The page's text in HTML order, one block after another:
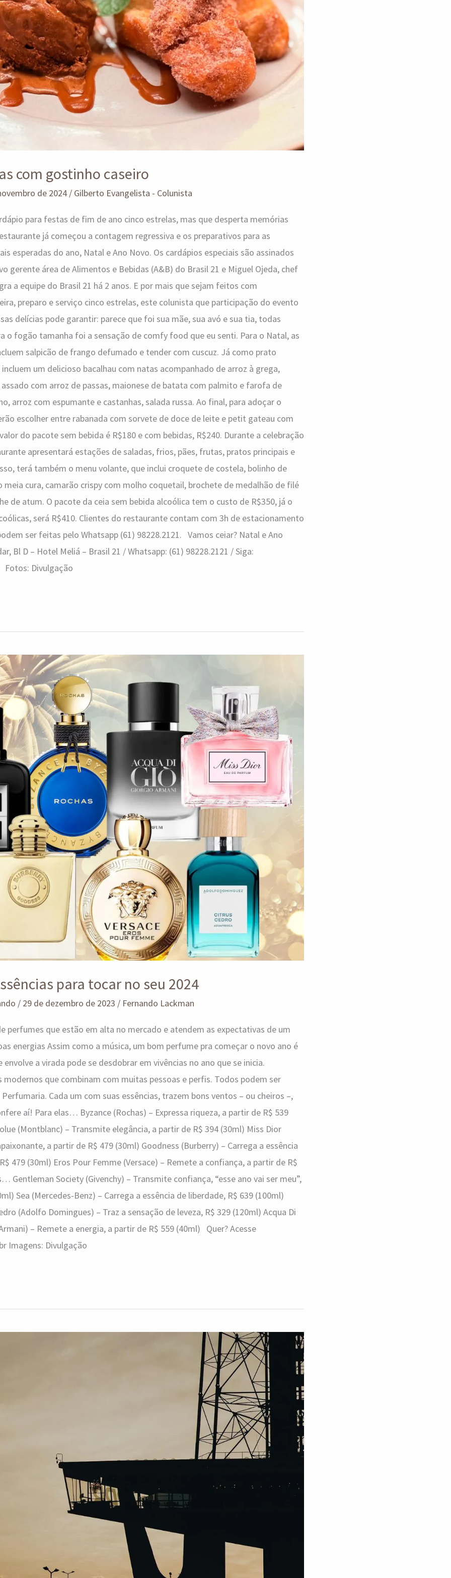
com gostinho caseiro
de 2024 / Gilberto Evangelista - Colunista
para festas de fim de ano cinco estrelas, mas que desperta memórias
já começou a contagem regressiva e os preparativos para as
esperadas do ano, Natal e Ano Novo. Os cardápios especiais são assinados
gerente área de Alimentos e Bebidas (A&B) do Brasil 21 e Miguel Ojeda, chef
a equipe do Brasil 21 há 2 anos. E por mais que sejam feitos com
preparo e serviço cinco estrelas, este colunista que participação do evento
delícias pode garantir: parece que foi sua mãe, sua avó e sua tia, todas
o fogão tamanha foi a sensação de comfy food que eu senti. Para o Natal, as
salpicão de frango defumado e tender com cuscuz. Já como prato
incluem um delicioso bacalhau com natas acompanhado de arroz à grega,
com arroz de passas, maionese de batata com palmito e farofa de
arroz com espumante e castanhas, salada russa. Ao final, para adoçar o
escolher entre rabanada com sorvete de doce de leite e petit gateau com
do pacote sem bebida é R$180 e com bebidas, R$240. Durante a celebração
apresentará estações de saladas, frios, pães, frutas, pratos principais e
terá também o menu volante, que inclui croquete de costela, bolinho de
meia cura, camarão crispy com molho coquetail, brochete de medalhão de filé
de atum. O pacote da ceia sem bebida alcoólica tem o custo de R$350, já o
será R$410. Clientes do restaurante contam com 3h de estacionamento
ser feitas pelo Whatsapp (61) 98228.2121. Vamos ceiar? Natal e Ano
Bl D – Hotel Meliá – Brasil 21 / Whatsapp: (61) 98228.2121 / Siga:
Divulgação
para tocar no seu 2024
/ 29 de dezembro de 2023 / Fernando Lackman
perfumes que estão em alta no mercado e atendem as expectativas de um
energias Assim como a música, um bom perfume pra começar o novo ano é
envolve a virada pode se desdobrar em vivências no ano que se inicia.
modernos que combinam com muitas pessoas e perfis. Todos podem ser
Cada um com suas essências, trazem bons ventos – ou cheiros –,
aí! Para elas… Byzance (Rochas) – Expressa riqueza, a partir de R$ 539
(Montblanc) – Transmite elegância, a partir de R$ 394 (30ml) Miss Dior
a partir de R$ 479 (30ml) Goodness (Burberry) – Carrega a essência
479 (30ml) Eros Pour Femme (Versace) – Remete a confiança, a partir de R$
Gentleman Society (Givenchy) – Transmite confiança, “esse ano vai ser meu”,
Sea (Mercedes-Benz) – Carrega a essência de liberdade, R$ 639 (100ml)
(Adolfo Domingues) – Traz a sensação de leveza, R$ 329 (120ml) Acqua Di
– Remete a energia, a partir de R$ 559 (40ml) Quer? Acesse
Imagens: Divulgação